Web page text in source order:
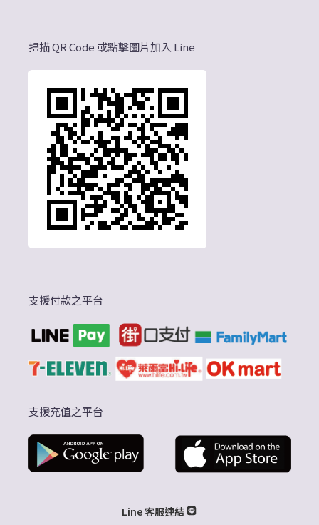
掃描 QR Code 或點擊圖片加入 Line
支援付款之平台
支援充值之平台
Line 客服連結